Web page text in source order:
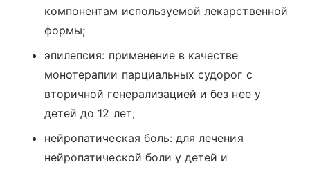
компонентам используемой лекарственной
формы;
эпилепсия: применение в качестве
монотерапии парциальных судорог с
вторичной генерализацией и без нее у
детей до 12 лет;
нейропатическая боль: для лечения
нейропатической боли у детей и